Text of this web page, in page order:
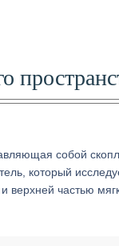
собой
который
частью